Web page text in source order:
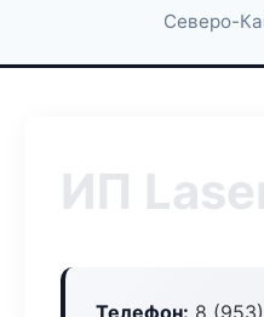
Северо-
ИП
Телефон: 8